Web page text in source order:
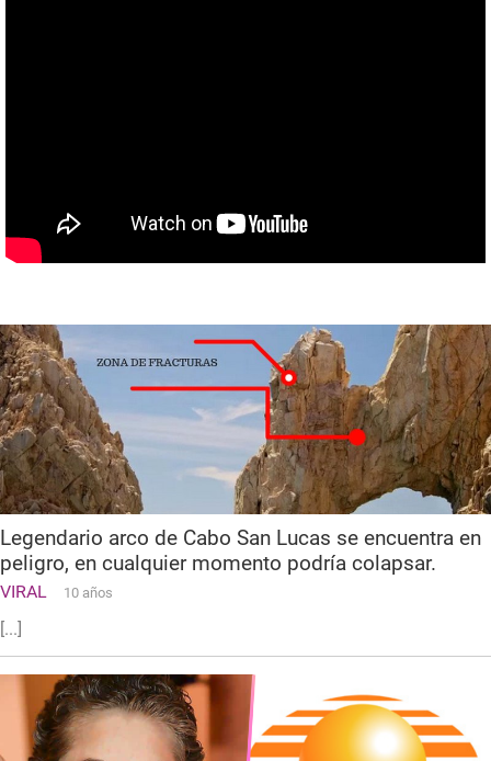
Legendario arco de Cabo San Lucas se encuentra en
peligro, en cualquier momento podría colapsar.
VIRAL 10 años
[...]